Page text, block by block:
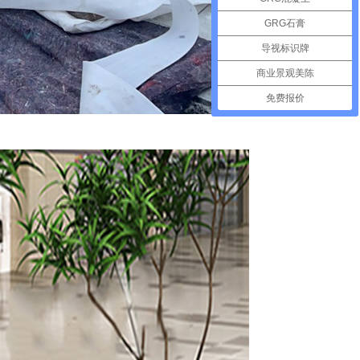
GRG石膏
导视标识牌
商业景观美陈
免费报价